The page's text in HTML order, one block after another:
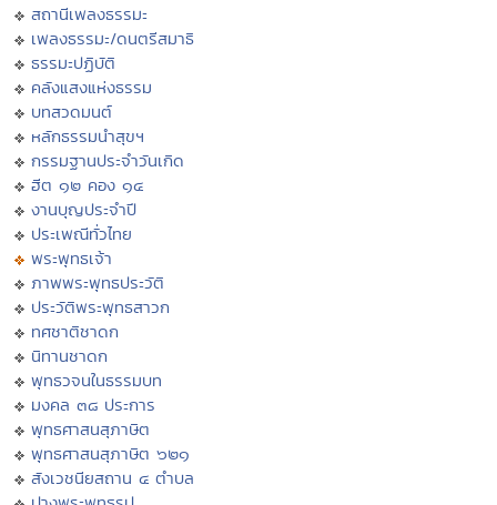
สถานีเพลงธรรมะ
เพลงธรรมะ/ดนตรีสมาธิ
ธรรมะปฏิบัติ
คลังแสงแห่งธรรม
บทสวดมนต์
หลักธรรมนำสุขฯ
กรรมฐานประจำวันเกิด
ฮีต ๑๒ คอง ๑๔
งานบุญประจำปี
ประเพณีทั่วไทย
พระพุทธเจ้า
ภาพพระพุทธประวัติ
ประวัติพระพุทธสาวก
ทศชาติชาดก
นิทานชาดก
พุทธวจนในธรรมบท
มงคล ๓๘ ประการ
พุทธศาสนสุภาษิต
พุทธศาสนสุภาษิต ๖๒๑
สังเวชนียสถาน ๔ ตำบล